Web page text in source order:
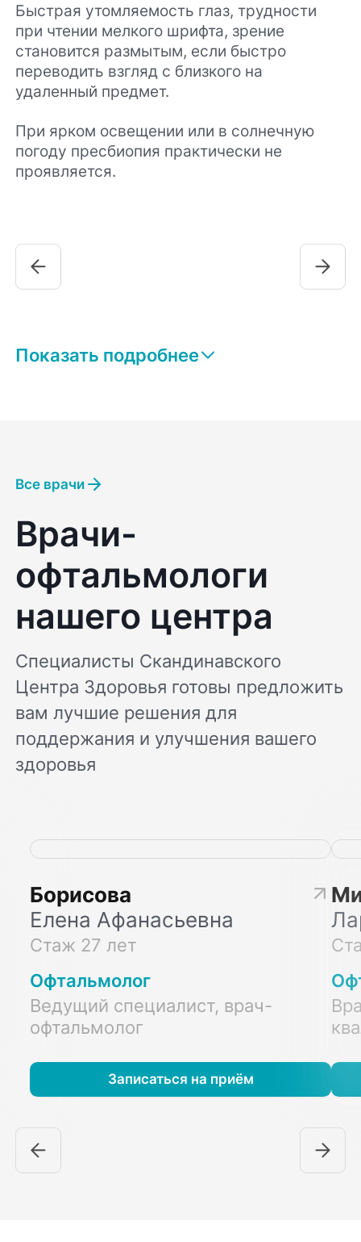
Быстрая утомляемость глаз, трудности
при чтении мелкого шрифта, зрение
становится размытым, если быстро
переводить взгляд с близкого на
удаленный предмет.
При ярком освещении или в солнечную
погоду пресбиопия практически не
проявляется.
Показать подробнее
Все врачи
Врачи-
офтальмологи
нашего центра
Специалисты Скандинавского
Центра Здоровья готовы предложить
вам лучшие решения для
поддержания и улучшения вашего
здоровья
Борисова
Елена Афанасьевна
Стаж 27 лет
Офтальмолог
Ведущий специалист, врач-
офтальмолог
Записаться на приём